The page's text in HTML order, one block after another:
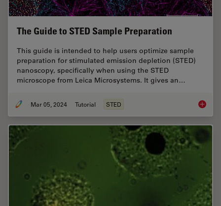
The Guide to STED Sample Preparation
This guide is intended to help users optimize sample
preparation for stimulated emission depletion (STED)
nanoscopy, specifically when using the STED
microscope from Leica Microsystems. It gives an…
Mar 05, 2024 Tutorial STED The